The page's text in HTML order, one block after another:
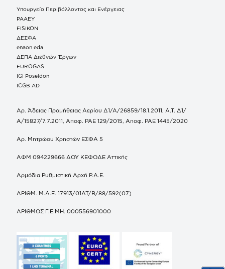
Υπουργείο Περιβάλλοντος και Ενέργειας
ΡΑΑΕΥ
FISIKON
ΔΕΣΦΑ
enaon eda
ΔΕΠΑ Διεθνών Έργων
EUROGAS
IGI Poseidon
ICGB AD
Αρ. Άδειας Προμήθειας Αερίου Δ1/Α/26859/18.1.2011, Α.Τ. Δ1/
Α/15827/7.7.2011, Αποφ. ΡΑΕ 129/2015, Αποφ. ΡΑΕ 1445/2020
Αρ. Μητρώου Χρηστών ΕΣΦΑ 5
ΑΦΜ 094229666 ΔΟΥ ΚΕΦΟΔΕ Αττικής
Αρμόδια Ρυθμιστική Αρχή Ρ.Α.Ε.
ΑΡΙΘΜ. Μ.Α.Ε. 17913/01ΑΤ/Β/88/592(07)
ΑΡΙΘΜΟΣ Γ.Ε.ΜΗ. 000556901000